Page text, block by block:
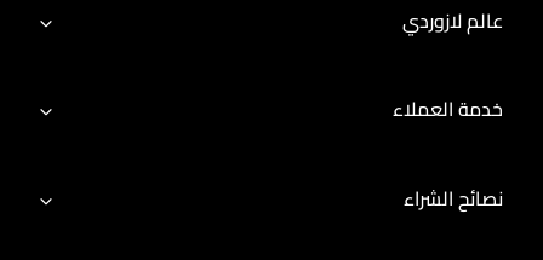
عالم لازوردي
خدمة العملاء
نصائح الشراء